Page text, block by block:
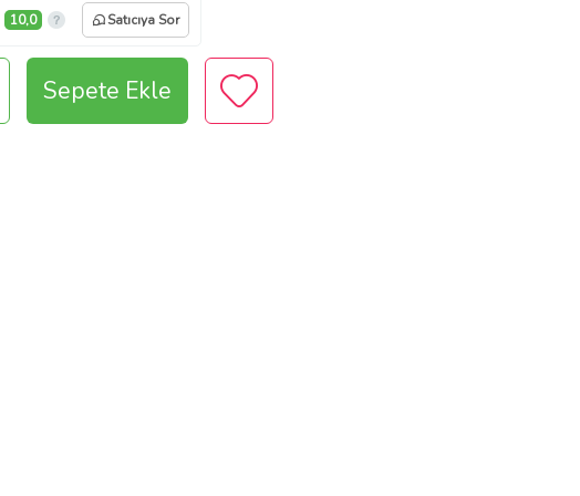
10,0 Satıcıya Sor
Sepete Ekle